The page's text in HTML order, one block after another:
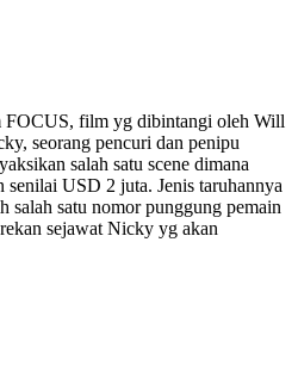
FOCUS, film yg dibintangi oleh Will
seorang pencuri dan penipu
salah satu scene dimana
USD 2 juta. Jenis taruhannya
satu nomor punggung pemain
sejawat Nicky yg akan